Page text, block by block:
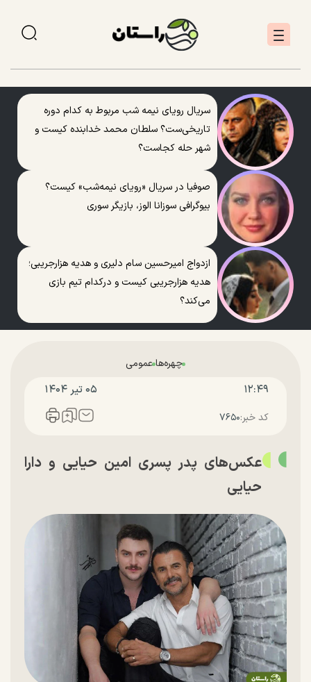
سریال رویای نیمه شب مربوط به کدام دوره
تاریخی‌ست؟ سلطان محمد خدابنده کیست و
شهر حله کجاست؟
صوفیا در سریال «رویای نیمه‌شب» کیست؟
بیوگرافی سوزانا الوز، بازیگر سوری
ازدواج امیرحسین سام دلیری و هدیه هزارجریبی؛
هدیه هزارجریبی کیست و درکدام تیم بازی
می‌کند؟
چهره‌هاعمومی
۱۲:۴۹ ۰۵ تير ۱۴۰۴
کد خبر:۷۶۵۰
عکس‌های پدر پسری امین حیایی و دارا
حیایی